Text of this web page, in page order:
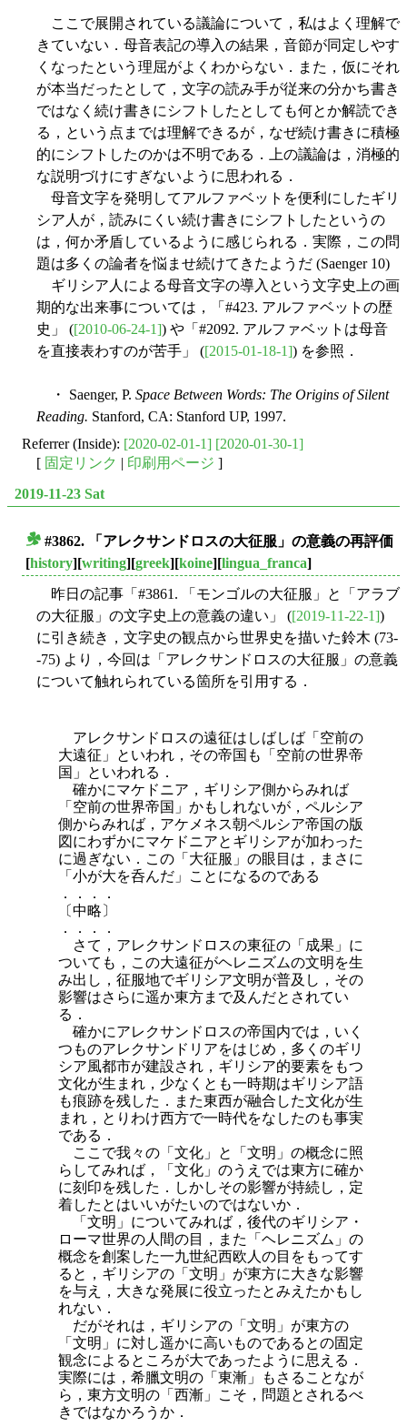
ここで展開されている議論について，私はよく理解で
きていない．母音表記の導入の結果，音節が同定しやす
くなったという理屈がよくわからない．また，仮にそれ
が本当だったとして，文字の読み手が従来の分かち書き
ではなく続け書きにシフトしたとしても何とか解読でき
る，という点までは理解できるが，なぜ続け書きに積極
的にシフトしたのかは不明である．上の議論は，消極的
な説明づけにすぎないように思われる．
母音文字を発明してアルファベットを便利にしたギリ
シア人が，読みにくい続け書きにシフトしたというの
は，何か矛盾しているように感じられる．実際，この問
題は多くの論者を悩ませ続けてきたようだ (Saenger 10)
ギリシア人による母音文字の導入という文字史上の画
期的な出来事については，「#423. アルファベットの歴
史」 ([2010-06-24-1]) や「#2092. アルファベットは母音
を直接表わすのが苦手」 ([2015-01-18-1]) を参照．
・ Saenger, P. Space Between Words: The Origins of Silent
Reading. Stanford, CA: Stanford UP, 1997.
Referrer (Inside): [2020-02-01-1] [2020-01-30-1]
[ 固定リンク | 印刷用ページ ]
2019-11-23 Sat
#3862. 「アレクサンドロスの大征服」の意義の再評価
[history][writing][greek][koine][lingua_franca]
昨日の記事「#3861. 「モンゴルの大征服」と「アラブ
の大征服」の文字史上の意義の違い」 ([2019-11-22-1])
に引き続き，文字史の観点から世界史を描いた鈴木 (73-
-75) より，今回は「アレクサンドロスの大征服」の意義
について触れられている箇所を引用する．
アレクサンドロスの遠征はしばしば「空前の
大遠征」といわれ，その帝国も「空前の世界帝
国」といわれる．
確かにマケドニア，ギリシア側からみれば
「空前の世界帝国」かもしれないが，ペルシア
側からみれば，アケメネス朝ペルシア帝国の版
図にわずかにマケドニアとギリシアが加わった
に過ぎない．この「大征服」の眼目は，まさに
「小が大を呑んだ」ことになるのである
．．．．
〔中略〕
．．．．
さて，アレクサンドロスの東征の「成果」に
ついても，この大遠征がヘレニズムの文明を生
み出し，征服地でギリシア文明が普及し，その
影響はさらに遥か東方まで及んだとされてい
る．
確かにアレクサンドロスの帝国内では，いく
つものアレクサンドリアをはじめ，多くのギリ
シア風都市が建設され，ギリシア的要素をもつ
文化が生まれ，少なくとも一時期はギリシア語
も痕跡を残した．また東西が融合した文化が生
まれ，とりわけ西方で一時代をなしたのも事実
である．
ここで我々の「文化」と「文明」の概念に照
らしてみれば，「文化」のうえでは東方に確か
に刻印を残した．しかしその影響が持続し，定
着したとはいいがたいのではないか．
「文明」についてみれば，後代のギリシア・
ローマ世界の人間の目，また「ヘレニズム」の
概念を創案した一九世紀西欧人の目をもってす
ると，ギリシアの「文明」が東方に大きな影響
を与え，大きな発展に役立ったとみえたかもし
れない．
だがそれは，ギリシアの「文明」が東方の
「文明」に対し遥かに高いものであるとの固定
観念によるところが大であったように思える．
実際には，希臘文明の「東漸」もさることなが
ら，東方文明の「西漸」こそ，問題とされるべ
きではなかろうか．